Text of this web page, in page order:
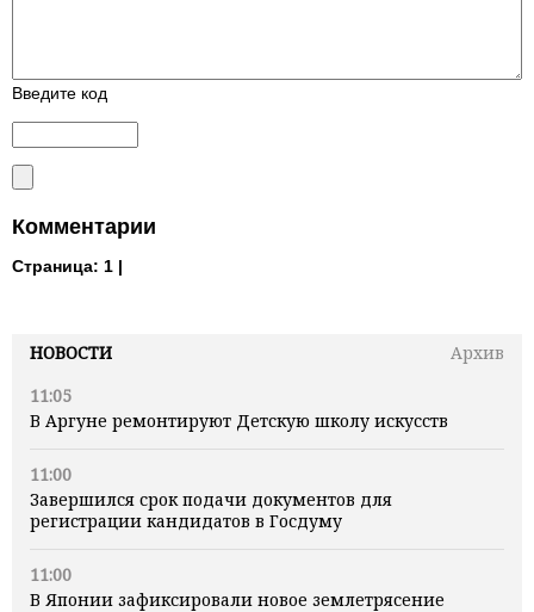
НОВОСТИ
Архив
11:05
В Аргуне ремонтируют Детскую школу искусств
11:00
Завершился срок подачи документов для
регистрации кандидатов в Госдуму
11:00
В Японии зафиксировали новое землетрясение
Введите код
Комментарии
Страница: 1 |